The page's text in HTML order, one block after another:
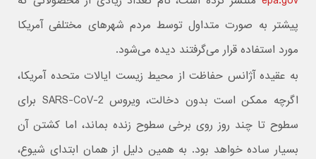
پیشتر به صورت متداول توسط مردم شهرهای مختلفی آمریکا
مورد استفاده قرار می‌گرفتند دیده می‌شود.
به عقیده آژانس حفاظت از محیط زیست ایالات متحده آمریکا،
اگرچه ممکن است بدون دخالت، ویروس SARS-CoV-2 برای
سطوح تا چند روز روی برخی سطوح زنده بماند، اما کشتن آن
بسیار ساده خواهد بود. به همین دلیل از همان ابتدای شیوع،